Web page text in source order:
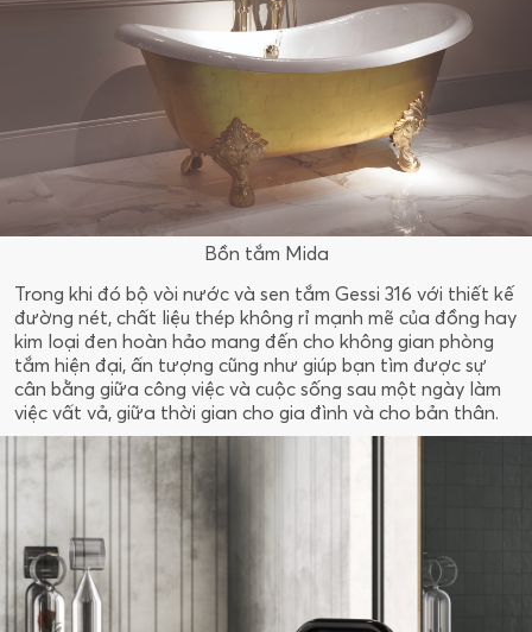
Bồn tắm Mida
Trong khi đó bộ vòi nước và sen tắm Gessi 316 với thiết kế
đường nét, chất liệu thép không rỉ mạnh mẽ của đồng hay
kim loại đen hoàn hảo mang đến cho không gian phòng
tắm hiện đại, ấn tượng cũng như giúp bạn tìm được sự
cân bằng giữa công việc và cuộc sống sau một ngày làm
việc vất vả, giữa thời gian cho gia đình và cho bản thân.